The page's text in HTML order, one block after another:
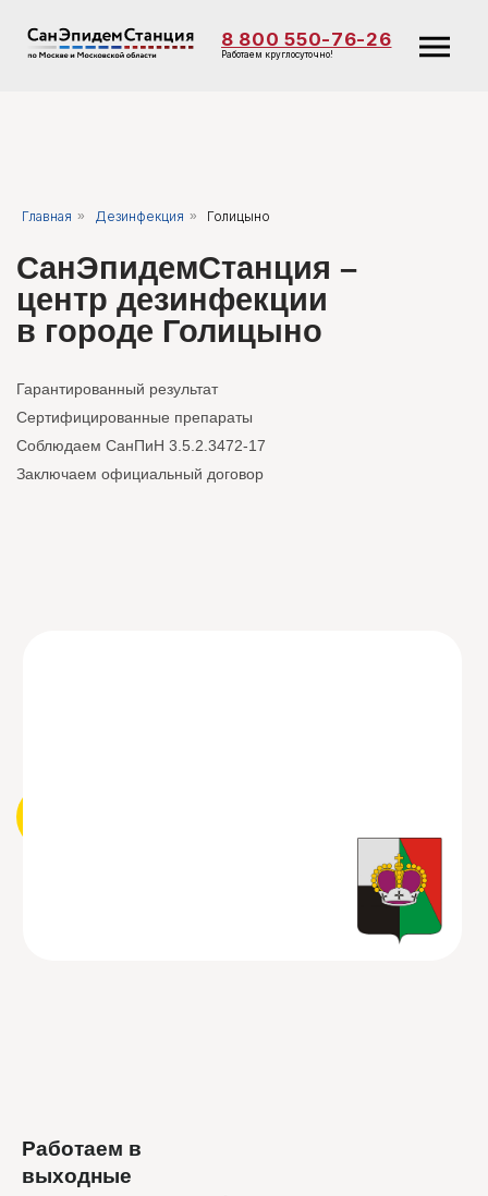
Работаем круглосуточно!
Главная » Дезинфекция » Голицыно
СанЭпидемСтанция –
центр дезинфекции
в городе Голицыно
Гарантированный результат
Сертифицированные препараты
Заключаем официальный договор
Соблюдаем СанПиН 3.5.2.3472-17
Работаем в
выходные